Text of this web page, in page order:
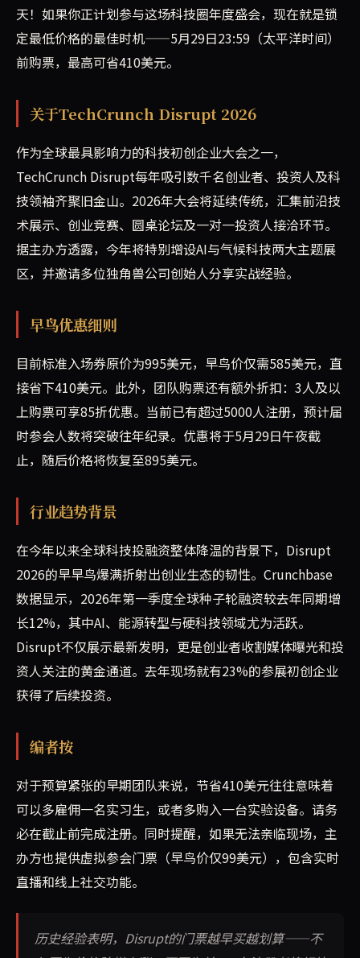
天！如果你正计划参与这场科技圈年度盛会，现在就是锁
定最低价格的最佳时机——5月29日23:59（太平洋时间）
前购票，最高可省410美元。
关于TechCrunch Disrupt 2026
作为全球最具影响力的科技初创企业大会之一，
TechCrunch Disrupt每年吸引数千名创业者、投资人及科
技领袖齐聚旧金山。2026年大会将延续传统，汇集前沿技
术展示、创业竞赛、圆桌论坛及一对一投资人接洽环节。
据主办方透露，今年将特别增设AI与气候科技两大主题展
区，并邀请多位独角兽公司创始人分享实战经验。
早鸟优惠细则
目前标准入场券原价为995美元，早鸟价仅需585美元，直
接省下410美元。此外，团队购票还有额外折扣：3人及以
上购票可享85折优惠。当前已有超过5000人注册，预计届
时参会人数将突破往年纪录。优惠将于5月29日午夜截
止，随后价格将恢复至895美元。
行业趋势背景
在今年以来全球科技投融资整体降温的背景下，Disrupt
2026的早早鸟爆满折射出创业生态的韧性。Crunchbase
数据显示，2026年第一季度全球种子轮融资较去年同期增
长12%，其中AI、能源转型与硬科技领域尤为活跃。
Disrupt不仅展示最新发明，更是创业者收割媒体曝光和投
资人关注的黄金通道。去年现场就有23%的参展初创企业
获得了后续投资。
编者按
对于预算紧张的早期团队来说，节省410美元往往意味着
可以多雇佣一名实习生，或者多购入一台实验设备。请务
必在截止前完成注册。同时提醒，如果无法亲临现场，主
办方也提供虚拟参会门票（早鸟价仅99美元），包含实时
直播和线上社交功能。
历史经验表明，Disrupt的门票越早买越划算——不